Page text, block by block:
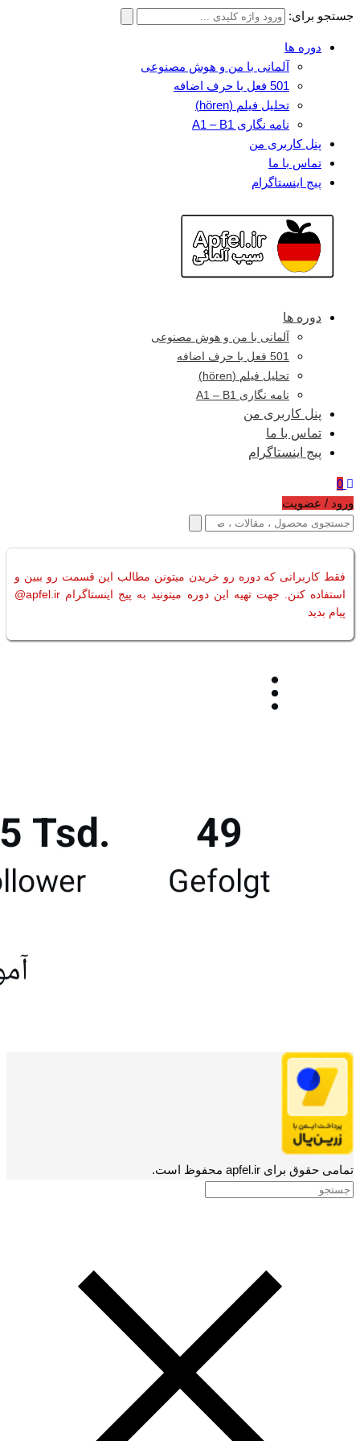
جستجو برای:
دوره ها
آلمانی با من و هوش مصنوعی
501 فعل با حرف اضافه
تحلیل فیلم (hören)
نامه نگاری A1 – B1
پنل کاربری من
تماس با ما
پیج اینستاگرام
دوره ها
آلمانی با من و هوش مصنوعی
501 فعل با حرف اضافه
تحلیل فیلم (hören)
نامه نگاری A1 – B1
پنل کاربری من
تماس با ما
پیج اینستاگرام
0
ورود / عضویت
فقط کاربرانی که دوره رو خریدن میتونن مطالب این قسمت رو ببین و
استفاده کنن. جهت تهیه این دوره میتونید به پیج اینستاگرام apfel.ir@
پیام بدید
تمامی حقوق برای apfel.ir محفوظ است.